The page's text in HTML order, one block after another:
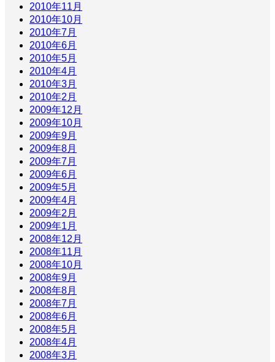
2010年11月
2010年10月
2010年7月
2010年6月
2010年5月
2010年4月
2010年3月
2010年2月
2009年12月
2009年10月
2009年9月
2009年8月
2009年7月
2009年6月
2009年5月
2009年4月
2009年2月
2009年1月
2008年12月
2008年11月
2008年10月
2008年9月
2008年8月
2008年7月
2008年6月
2008年5月
2008年4月
2008年3月